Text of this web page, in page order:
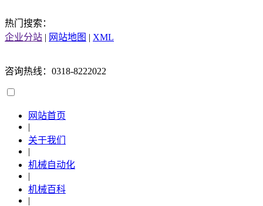
热门搜索：
企业分站 | 网站地图 | XML
咨询热线：0318-8222022
网站首页
|
关于我们
|
机械自动化
|
机械百科
|